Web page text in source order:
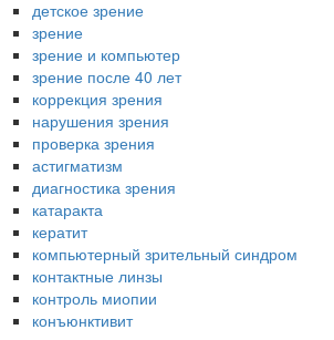
детское зрение
зрение
зрение и компьютер
зрение после 40 лет
коррекция зрения
нарушения зрения
проверка зрения
астигматизм
диагностика зрения
катаракта
кератит
компьютерный зрительный синдром
контактные линзы
контроль миопии
конъюнктивит